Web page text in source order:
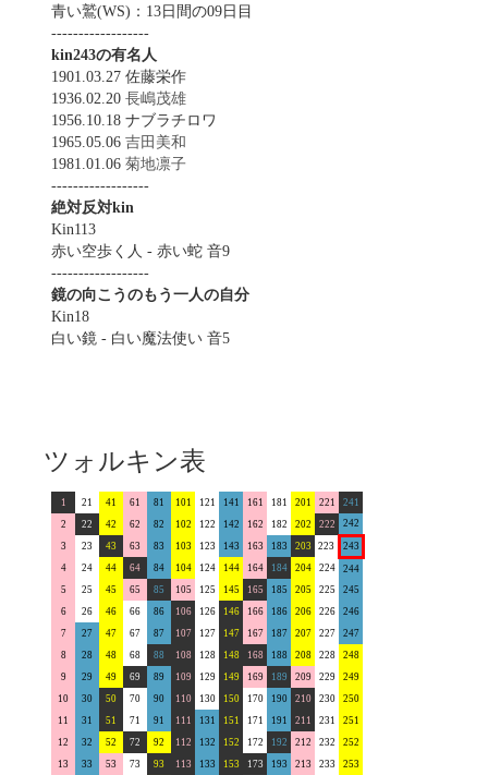
青い鷲(WS)：13日間の09日目
------------------
kin243の有名人
1901.03.27 佐藤栄作
1936.02.20 長嶋茂雄
1956.10.18 ナブラチロワ
1965.05.06 吉田美和
1981.01.06 菊地凛子
------------------
絶対反対kin
Kin113
赤い空歩く人 - 赤い蛇 音9
------------------
鏡の向こうのもう一人の自分
Kin18
白い鏡 - 白い魔法使い 音5
ツォルキン表
1 21 41 61 81 101 121 141 161 181 201 221
241
2
22 42 62 82 102 122 142 162 182 202 222 242
3 23 43 63 83 103 123 143 163 183 203 223
243
4
24 44 64 84 104 124 144 164 184 204 224
244
5
25 45 65 85 105 125 145 165 185 205 225
245
6
26 46 66 86 106 126 146 166 186 206 226
246
7
27 47 67 87 107 127 147 167 187 207 227
247
8
28 48 68 88 108 128 148 168 188 208 228
248
9
29 49 69 89 109 129 149 169 189 209 229
249
10
30 50 70 90 110 130 150 170 190 210 230
250
11
31 51 71 91 111 131 151 171 191 211 231
251
12
32 52 72 92 112 132 152 172 192 212 232
252
13
33 53 73 93 113 133 153 173 193 213 233
253